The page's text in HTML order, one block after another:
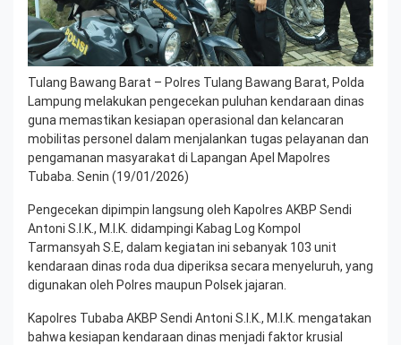
Tulang Bawang Barat – Polres Tulang Bawang Barat, Polda
Lampung melakukan pengecekan puluhan kendaraan dinas
guna memastikan kesiapan operasional dan kelancaran
mobilitas personel dalam menjalankan tugas pelayanan dan
pengamanan masyarakat di Lapangan Apel Mapolres
Tubaba. Senin (19/01/2026)
Pengecekan dipimpin langsung oleh Kapolres AKBP Sendi
Antoni S.I.K., M.I.K. didampingi Kabag Log Kompol
Tarmansyah S.E, dalam kegiatan ini sebanyak 103 unit
kendaraan dinas roda dua diperiksa secara menyeluruh, yang
digunakan oleh Polres maupun Polsek jajaran.
Kapolres Tubaba AKBP Sendi Antoni S.I.K., M.I.K. mengatakan
bahwa kesiapan kendaraan dinas menjadi faktor krusial